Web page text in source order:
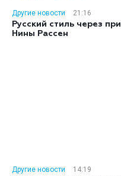
Другие новости
21:16
Русский стиль через
Нины Рассен
Другие новости
14:19